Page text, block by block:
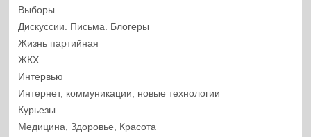
Выборы
Дискуссии. Письма. Блогеры
Жизнь партийная
ЖКХ
Интервью
Интернет, коммуникации, новые технологии
Курьезы
Медицина, Здоровье, Красота